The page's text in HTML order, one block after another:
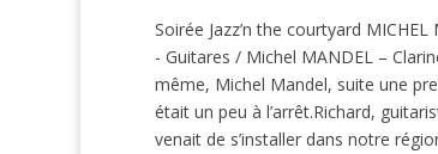
Soirée Jazz’n the courtyard
- Guitares / Michel MANDEL –
même, Michel Mandel, suite une
était un peu à l’arrêt.Richard,
venait de s’installer dans notre